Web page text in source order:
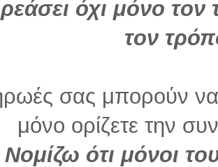
όχι μόνο
τον
σας μπορούν να
μόνο ορίζετε την
ότι μόνοι